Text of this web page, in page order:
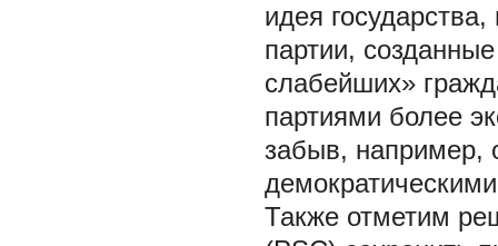
идея
партии,
слабейших»
партиями более
забыв, например,
Также отметим